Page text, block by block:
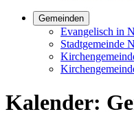
Gemeinden
Evangelisch in
Stadtgemeinde
Kalender: